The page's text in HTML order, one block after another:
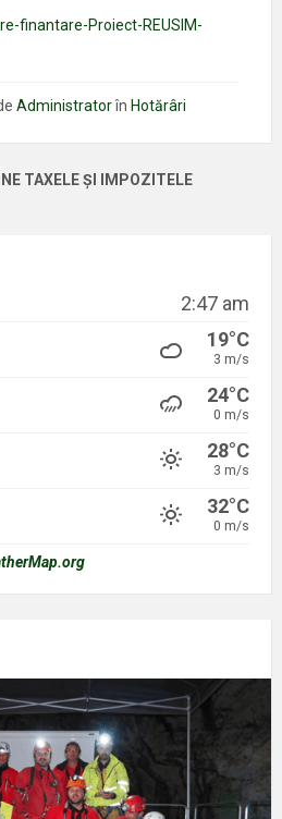
finantare-Proiect-REUSIM-
Administratorîn Hotărâri
TAXELE ȘI IMPOZITELE
2:47 am
19°C
3 m/s
24°C
0 m/s
28°C
3 m/s
32°C
0 m/s